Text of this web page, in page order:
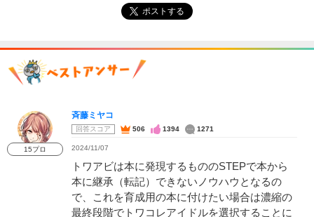
ポストする
15プロ
斉藤ミヤコ
回答スコア 506 1394 1271
2024/11/07
トワアビは本に発現するもののSTEPで本から
本に継承（転記）できないノウハウとなるの
で、これを育成用の本に付けたい場合は濃縮の
最終段階でトワコレアイドルを選択することに